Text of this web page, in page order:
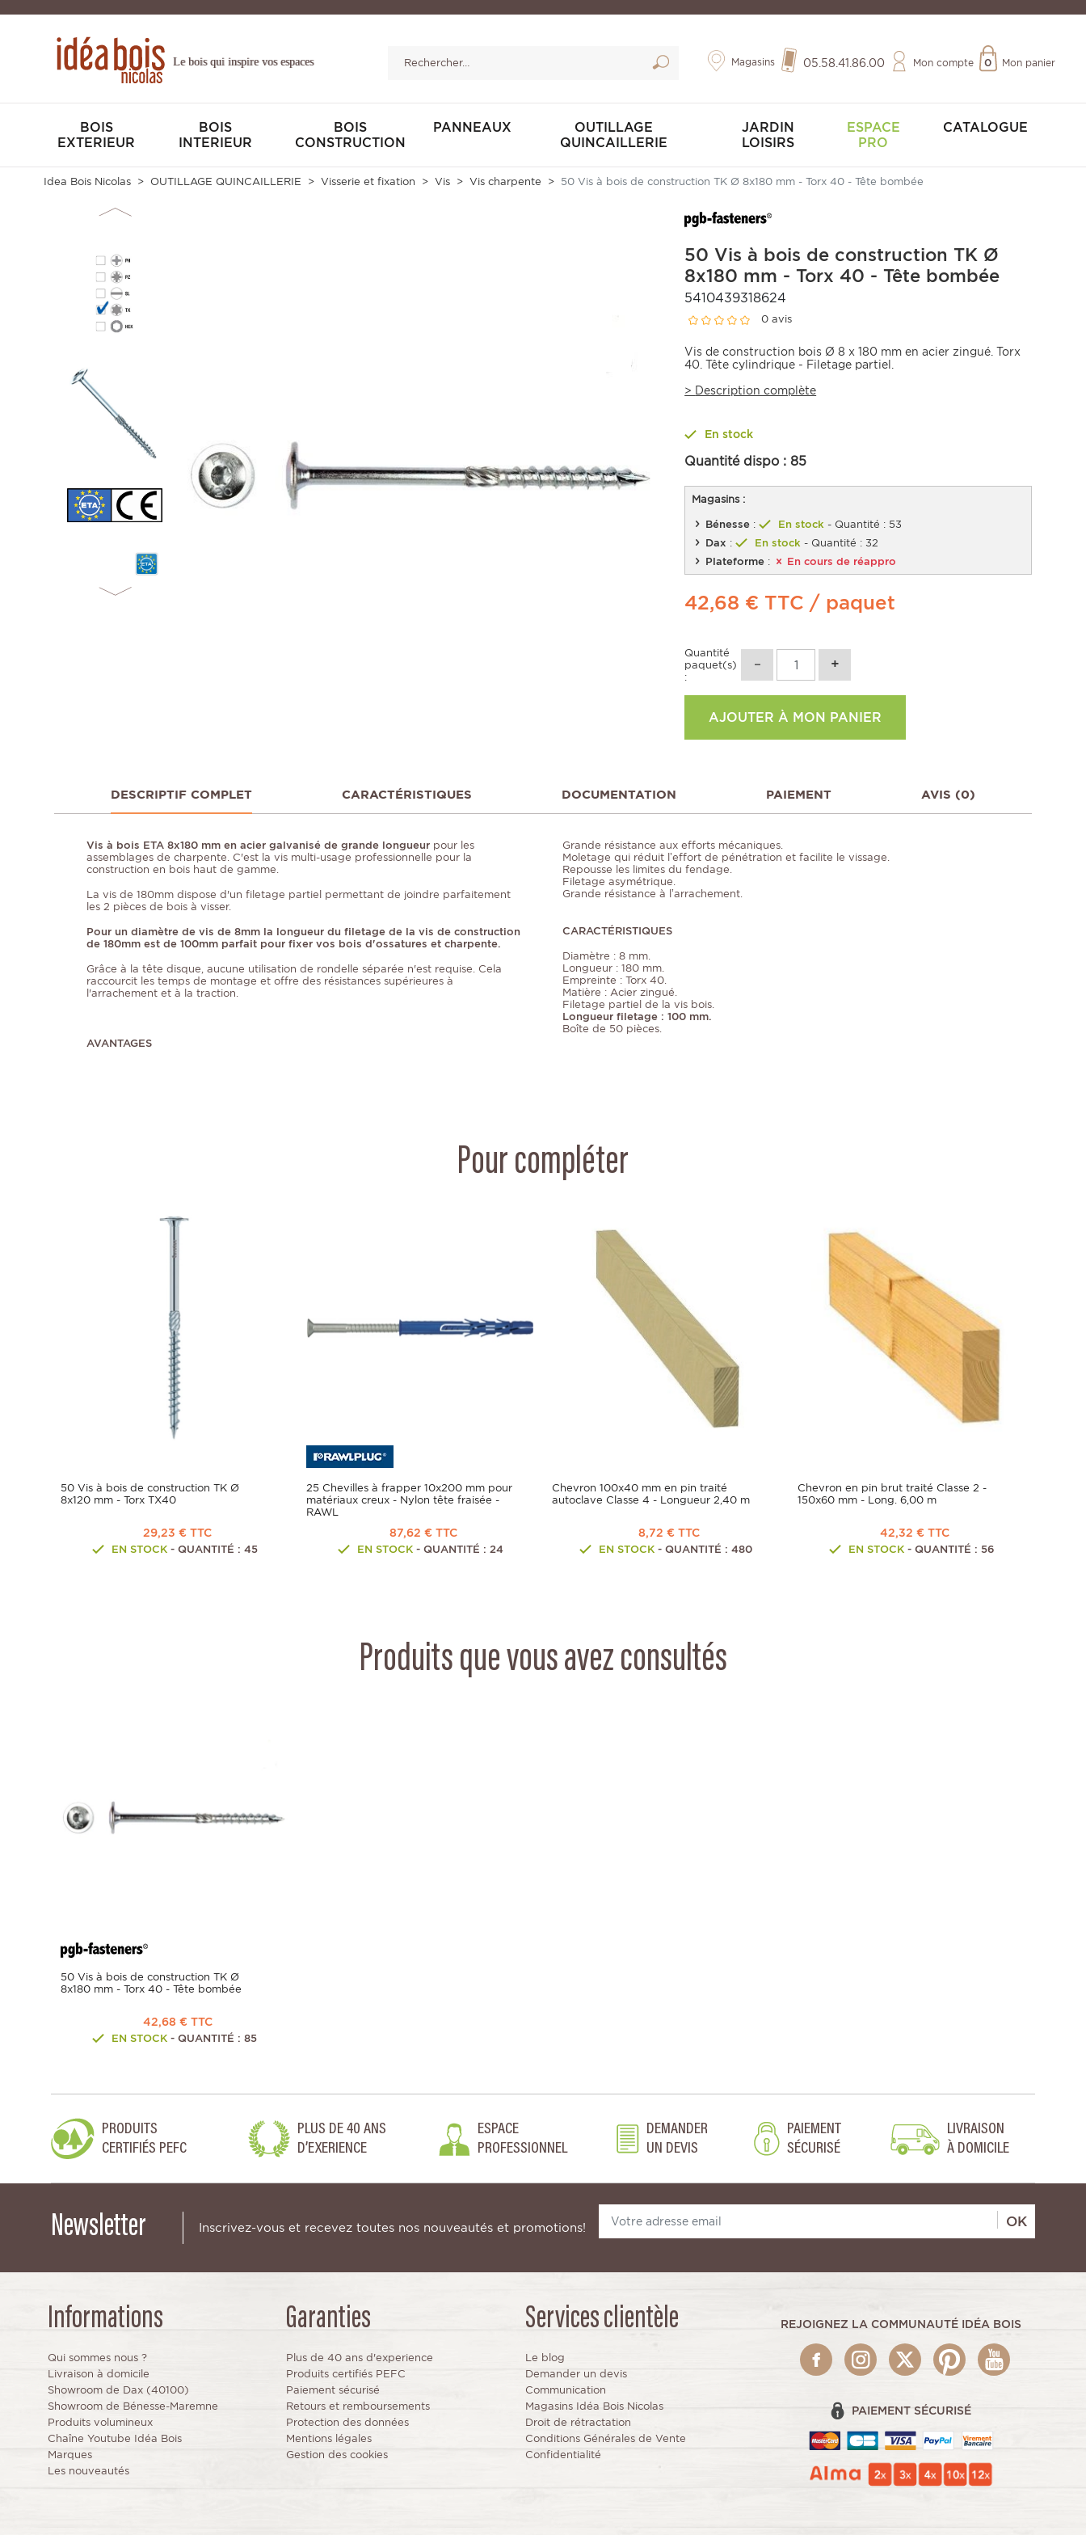
Le bois qui inspire vos espaces Magasins 05.58.41.86.00 Mon compte Mon panier
0
BOIS
EXTERIEUR
BOIS
INTERIEUR
BOIS
CONSTRUCTION
PANNEAUX
OUTILLAGE
QUINCAILLERIE
JARDIN
LOISIRS
ESPACE
PRO
CATALOGUE
Idea Bois Nicolas OUTILLAGE QUINCAILLERIE Visserie et fixation Vis Vis charpente 50 Vis à bois de construction TK Ø 8x180 mm - Torx 40 - Tête bombée
50 Vis à bois de construction TK Ø
8x180 mm - Torx 40 - Tête bombée
5410439318624
0 avis
Vis de construction bois Ø 8 x 180 mm en acier zingué. Torx
40. Tête cylindrique - Filetage partiel.
> Description complète
En stock
Quantité dispo :85
Magasins :
Bénesse : En stock - Quantité : 53
Dax : En stock - Quantité : 32
Plateforme : En cours de réappro
42,68 € TTC / paquet
Quantité
paquet(s)
:
AJOUTER À MON PANIER
DESCRIPTIF COMPLET CARACTÉRISTIQUES DOCUMENTATION PAIEMENT AVIS (0)
Vis à bois ETA 8x180 mm en acier galvanisé de grande longueur pour les
assemblages de charpente. C'est la vis multi-usage professionnelle pour la
construction en bois haut de gamme.
La vis de 180mm dispose d'un filetage partiel permettant de joindre parfaitement
les 2 pièces de bois à visser.
Pour un diamètre de vis de 8mm la longueur du filetage de la vis de construction
de 180mm est de 100mm parfait pour fixer vos bois d'ossatures et charpente.
Grâce à la tête disque, aucune utilisation de rondelle séparée n'est requise. Cela
raccourcit les temps de montage et offre des résistances supérieures à
l'arrachement et à la traction.
AVANTAGES
Grande résistance aux efforts mécaniques.
Moletage qui réduit l’effort de pénétration et facilite le vissage.
Repousse les limites du fendage.
Filetage asymétrique.
Grande résistance à l’arrachement.
CARACTÉRISTIQUES
Diamètre : 8 mm.
Longueur : 180 mm.
Empreinte : Torx 40.
Matière : Acier zingué.
Filetage partiel de la vis bois.
Longueur filetage : 100 mm.
Boîte de 50 pièces.
Pour compléter
50 Vis à bois de construction TK Ø
8x120 mm - Torx TX40
29,23 € TTC
EN STOCK- QUANTITÉ : 45
25 Chevilles à frapper 10x200 mm pour
matériaux creux - Nylon tête fraisée -
RAWL
87,62 € TTC
EN STOCK- QUANTITÉ : 24
Chevron 100x40 mm en pin traité
autoclave Classe 4 - Longueur 2,40 m
8,72 € TTC
EN STOCK - QUANTITÉ : 480
Chevron en pin brut traité Classe 2 -
150x60 mm - Long. 6,00 m
42,32 € TTC
EN STOCK- QUANTITÉ : 56
Produits que vous avez consultés
50 Vis à bois de construction TK Ø
8x180 mm - Torx 40 - Tête bombée
42,68 € TTC
EN STOCK - QUANTITÉ : 85
PRODUITS
CERTIFIÉS PEFC
PLUS DE 40 ANS
D’EXERIENCE
ESPACE
PROFESSIONNEL
DEMANDER
UN DEVIS
PAIEMENT
SÉCURISÉ
LIVRAISON
À DOMICILE
Newsletter Inscrivez-vous et recevez toutes nos nouveautés et promotions! OK
Informations
Qui sommes nous ?
Livraison à domicile
Showroom de Dax (40100)
Showroom de Bénesse-Maremne
Produits volumineux
Chaîne Youtube Idéa Bois
Marques
Les nouveautés
Garanties
Plus de 40 ans d'experience
Produits certifiés PEFC
Paiement sécurisé
Retours et remboursements
Protection des données
Mentions légales
Gestion des cookies
Services clientèle
Le blog
Demander un devis
Communication
Magasins Idéa Bois Nicolas
Droit de rétractation
Conditions Générales de Vente
Confidentialité
REJOIGNEZ LA COMMUNAUTÉ IDÉA BOIS
PAIEMENT SÉCURISÉ